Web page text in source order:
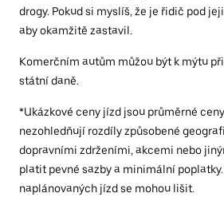
drogy. Pokud si myslíš, že je řidič pod
aby okamžitě zastavil.
Komerčním autům můžou být k mýtu
státní daně.
*Ukázkové ceny jízd jsou průměrné
nezohledňují rozdíly způsobené
dopravními zdrženími, akcemi nebo
platit pevné sazby a minimální
naplánovaných jízd se mohou lišit.